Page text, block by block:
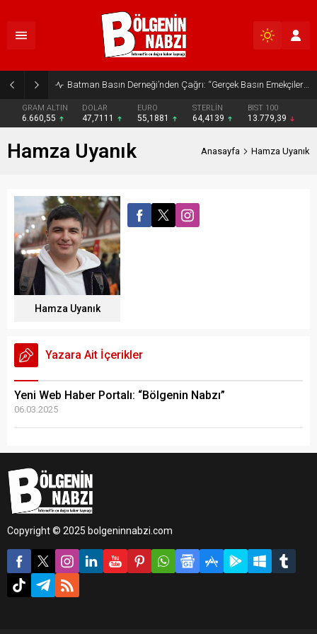
Batman Basın Derneği’nden Çağrı: “Gerçek Basın Emekçileri Desteklenmeli”
GRAM ALTIN
6.660,55
DOLAR
47,7111
EURO
55,1881
STERLİN
64,4139
BIST 100
13.779,39
Hamza Uyanık Anasayfa Hamza Uyanık
Hamza Uyanık
Yazara Ait İçerikler
Yeni Web Haber Portalı: “Bölgenin Nabzı”
06.03.2025
Copyright © 2025 bolgeninnabzi.com